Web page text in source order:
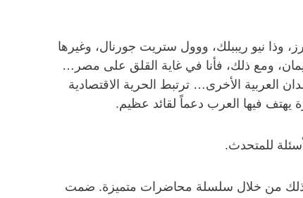
وذا نيو ريببلك، ووول ستريت جورنال، وغيرها
ومع ذلك، فأنا في غاية القلق على مصر…
العربية الأخرى… ترتبط الحرية الاقتصادية
يهتف فيها العرب دعماً لقائد عظيم.
للمتحدث.
وذلك من خلال سلسلة محاضرات متميزة. ضمت